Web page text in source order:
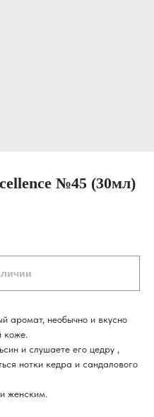
№45 (30мл)
аромат, необычно и вкусно
коже.
и слушаете его цедру ,
нотки кедра и сандалового
женским.